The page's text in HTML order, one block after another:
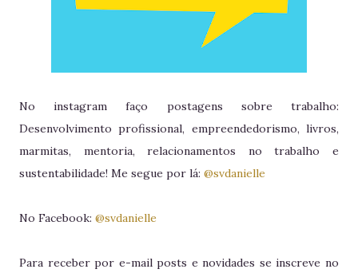
No instagram faço postagens sobre trabalho:
Desenvolvimento profissional, empreendedorismo, livros,
marmitas, mentoria, relacionamentos no trabalho e
sustentabilidade! Me segue por lá: @svdanielle
No Facebook: @svdanielle
Para receber por e-mail posts e novidades se inscreve no